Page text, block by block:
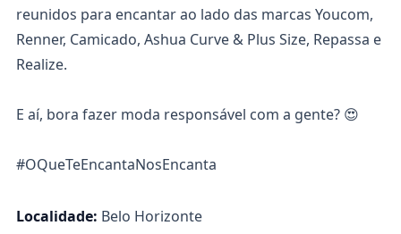
reunidos para encantar ao lado das marcas Youcom,
Renner, Camicado, Ashua Curve & Plus Size, Repassa e
Realize.
E aí, bora fazer moda responsável com a gente? 😍
#OQueTeEncantaNosEncanta
Localidade: Belo Horizonte